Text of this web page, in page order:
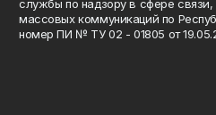
службы по надзору в сфере
массовых коммуникаций по
номер ПИ № ТУ 02 - 01805 от